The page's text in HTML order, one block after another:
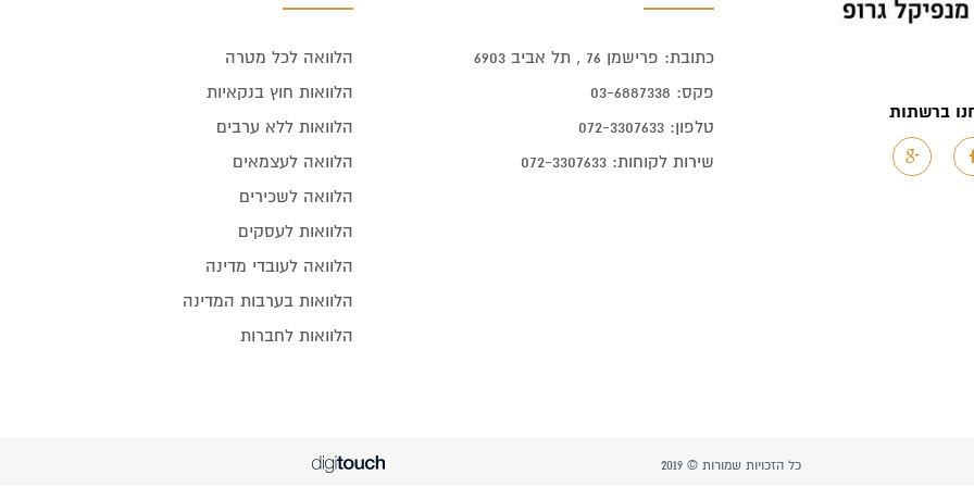
הלוואה לכל מטרה
הלוואות חוץ בנקאיות
הלוואות ללא ערבים
הלוואה לעצמאים
הלוואה לשכירים
הלוואות לעסקים
הלוואה לעובדי מדינה
הלוואות בערבות המדינה
הלוואות לחברות
כתובת: פרישמן 76 , תל אביב 6903
פקס: 03-6887338
טלפון: 072-3307633
שירות לקוחות: 072-3307633
ברשתות
כל הזכויות שמורות © 2019